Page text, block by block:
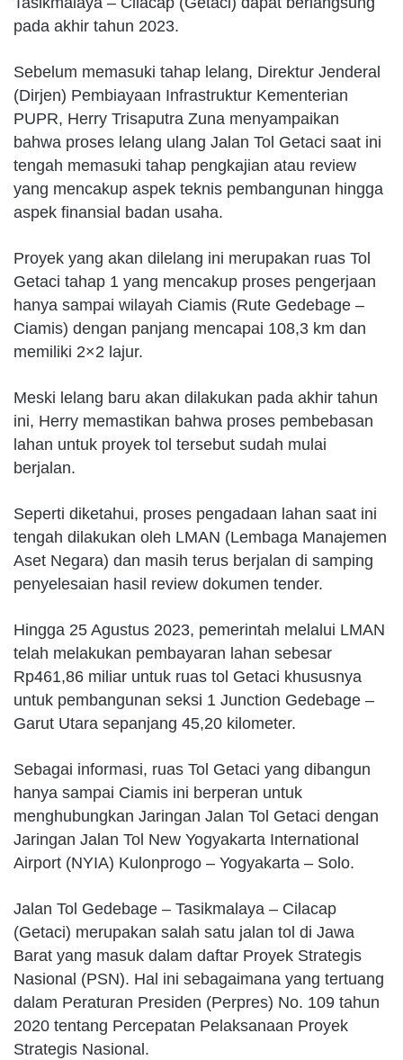
pada akhir tahun 2023.
Sebelum memasuki tahap lelang, Direktur Jenderal
(Dirjen) Pembiayaan Infrastruktur Kementerian
PUPR, Herry Trisaputra Zuna menyampaikan
bahwa proses lelang ulang Jalan Tol Getaci saat ini
tengah memasuki tahap pengkajian atau review
yang mencakup aspek teknis pembangunan hingga
aspek finansial badan usaha.
Proyek yang akan dilelang ini merupakan ruas Tol
Getaci tahap 1 yang mencakup proses pengerjaan
hanya sampai wilayah Ciamis (Rute Gedebage –
Ciamis) dengan panjang mencapai 108,3 km dan
memiliki 2×2 lajur.
Meski lelang baru akan dilakukan pada akhir tahun
ini, Herry memastikan bahwa proses pembebasan
lahan untuk proyek tol tersebut sudah mulai
berjalan.
Seperti diketahui, proses pengadaan lahan saat ini
tengah dilakukan oleh LMAN (Lembaga Manajemen
Aset Negara) dan masih terus berjalan di samping
penyelesaian hasil review dokumen tender.
Hingga 25 Agustus 2023, pemerintah melalui LMAN
telah melakukan pembayaran lahan sebesar
Rp461,86 miliar untuk ruas tol Getaci khususnya
untuk pembangunan seksi 1 Junction Gedebage –
Garut Utara sepanjang 45,20 kilometer.
Sebagai informasi, ruas Tol Getaci yang dibangun
hanya sampai Ciamis ini berperan untuk
menghubungkan Jaringan Jalan Tol Getaci dengan
Jaringan Jalan Tol New Yogyakarta International
Airport (NYIA) Kulonprogo – Yogyakarta – Solo.
Jalan Tol Gedebage – Tasikmalaya – Cilacap
(Getaci) merupakan salah satu jalan tol di Jawa
Barat yang masuk dalam daftar Proyek Strategis
Nasional (PSN). Hal ini sebagaimana yang tertuang
dalam Peraturan Presiden (Perpres) No. 109 tahun
2020 tentang Percepatan Pelaksanaan Proyek
Strategis Nasional.